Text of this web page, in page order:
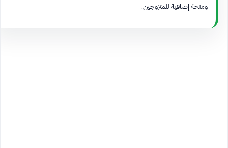
ومنحة إضافية للمتزوجين.